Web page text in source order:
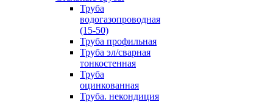
Труба
водогазопроводная
(15-50)
Труба профильная
Труба эл/сварная
тонкостенная
Труба
оцинкованная
Труба. некондиция